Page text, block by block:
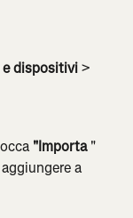
dispositivi >
"Importa "
a